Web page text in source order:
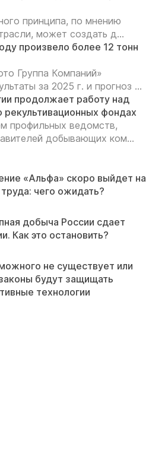
принципа, по мнению
может создать д...
произвело более 12 тонн
Группа Компаний»
за 2025 г. и прогноз ...
продолжает работу над
рекультивационных фондах
профильных ведомств,
добывающих ком...
«Альфа» скоро выйдет на
чего ожидать?
добыча России сдает
Как это остановить?
не существует или
будут защищать
технологии